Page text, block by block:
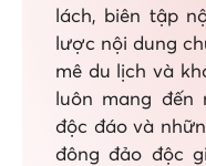
lách, biên tập
lược nội dung
mê du lịch và
luôn mang đến
độc đáo và
đông đảo độc